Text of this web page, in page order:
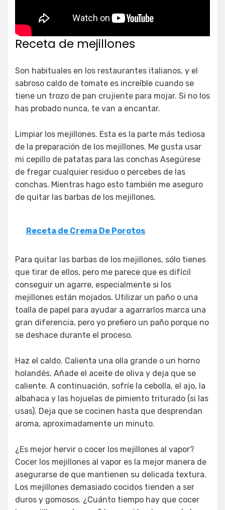
Receta de mejillones
Son habituales en los restaurantes italianos, y el
sabroso caldo de tomate es increíble cuando se
tiene un trozo de pan crujiente para mojar. Si no los
has probado nunca, te van a encantar.
Limpiar los mejillones. Esta es la parte más tediosa
de la preparación de los mejillones. Me gusta usar
mi cepillo de patatas para las conchas Asegúrese
de fregar cualquier residuo o percebes de las
conchas. Mientras hago esto también me aseguro
de quitar las barbas de los mejillones.
Receta de Crema De Porotos
Para quitar las barbas de los mejillones, sólo tienes
que tirar de ellos, pero me parece que es difícil
conseguir un agarre, especialmente si los
mejillones están mojados. Utilizar un paño o una
toalla de papel para ayudar a agarrarlos marca una
gran diferencia, pero yo prefiero un paño porque no
se deshace durante el proceso.
Haz el caldo. Calienta una olla grande o un horno
holandés. Añade el aceite de oliva y deja que se
caliente. A continuación, sofríe la cebolla, el ajo, la
albahaca y las hojuelas de pimiento triturado (si las
usas). Deja que se cocinen hasta que desprendan
aroma, aproximadamente un minuto.
¿Es mejor hervir o cocer los mejillones al vapor?
Cocer los mejillones al vapor es la mejor manera de
asegurarse de que mantienen su delicada textura.
Los mejillones demasiado cocidos tienden a ser
duros y gomosos. ¿Cuánto tiempo hay que cocer